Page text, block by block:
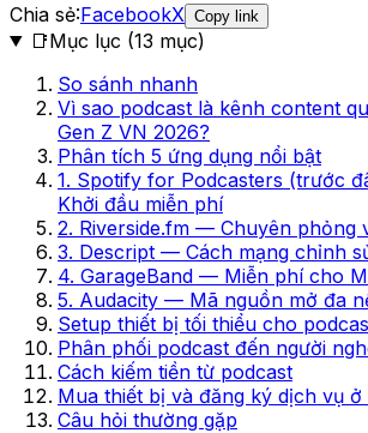
Chia sẻ:FacebookX Copy link
📑Mục lục (13 mục)
So sánh nhanh
Vì sao podcast là kênh content
Gen Z VN 2026?
Phân tích 5 ứng dụng nổi bật
1. Spotify for Podcasters (trước
Khởi đầu miễn phí
2. Riverside.fm — Chuyên phỏng
3. Descript — Cách mạng chỉnh
4. GarageBand — Miễn phí cho
5. Audacity — Mã nguồn mở đa
Setup thiết bị tối thiểu cho
Phân phối podcast đến người
Cách kiếm tiền từ podcast
Mua thiết bị và đăng ký dịch vụ ở
Câu hỏi thường gặp